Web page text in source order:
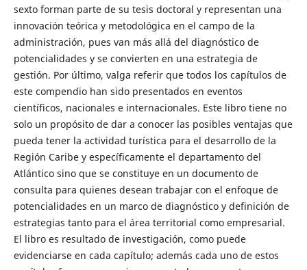
sexto forman parte de su tesis doctoral y representan una
innovación teórica y metodológica en el campo de la
administración, pues van más allá del diagnóstico de
potencialidades y se convierten en una estrategia de
gestión. Por último, valga referir que todos los capítulos de
este compendio han sido presentados en eventos
científicos, nacionales e internacionales. Este libro tiene no
solo un propósito de dar a conocer las posibles ventajas que
pueda tener la actividad turística para el desarrollo de la
Región Caribe y específicamente el departamento del
Atlántico sino que se constituye en un documento de
consulta para quienes desean trabajar con el enfoque de
potencialidades en un marco de diagnóstico y definición de
estrategias tanto para el área territorial como empresarial.
El libro es resultado de investigación, como puede
evidenciarse en cada capítulo; además cada uno de estos